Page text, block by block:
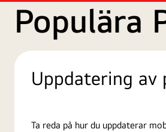
Populära
Uppdatering av
Ta reda på hur du uppdaterar